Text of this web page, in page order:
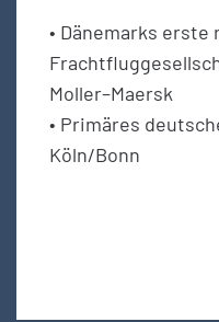
• Dänemarks erste
Moller–Maersk
• Primäres
Köln/Bonn